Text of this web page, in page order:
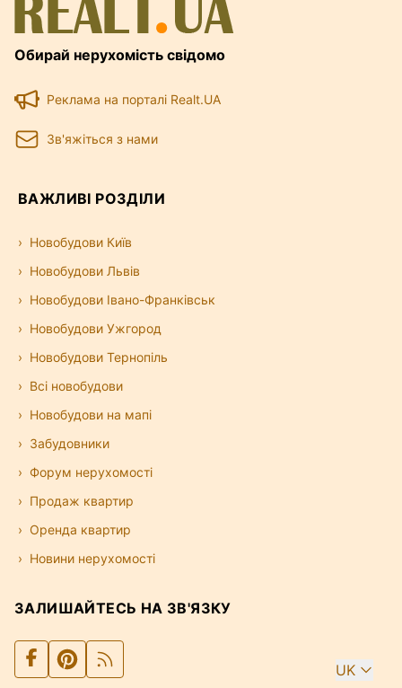
Обирай нерухомість свідомо
Реклама на порталі Realt.UA
Зв'яжіться з нами
ВАЖЛИВІ РОЗДІЛИ
Новобудови Київ
Новобудови Львів
Новобудови Івано-Франківськ
Новобудови Ужгород
Новобудови Тернопіль
Всі новобудови
Новобудови на мапі
Забудовники
Форум нерухомості
Продаж квартир
Оренда квартир
Новини нерухомості
ЗАЛИШАЙТЕСЬ НА ЗВ'ЯЗКУ
UK